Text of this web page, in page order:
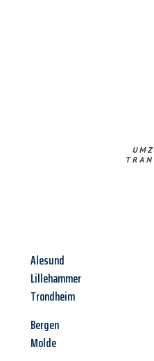
Alesund
Lillehammer
Trondheim
Bergen
Molde